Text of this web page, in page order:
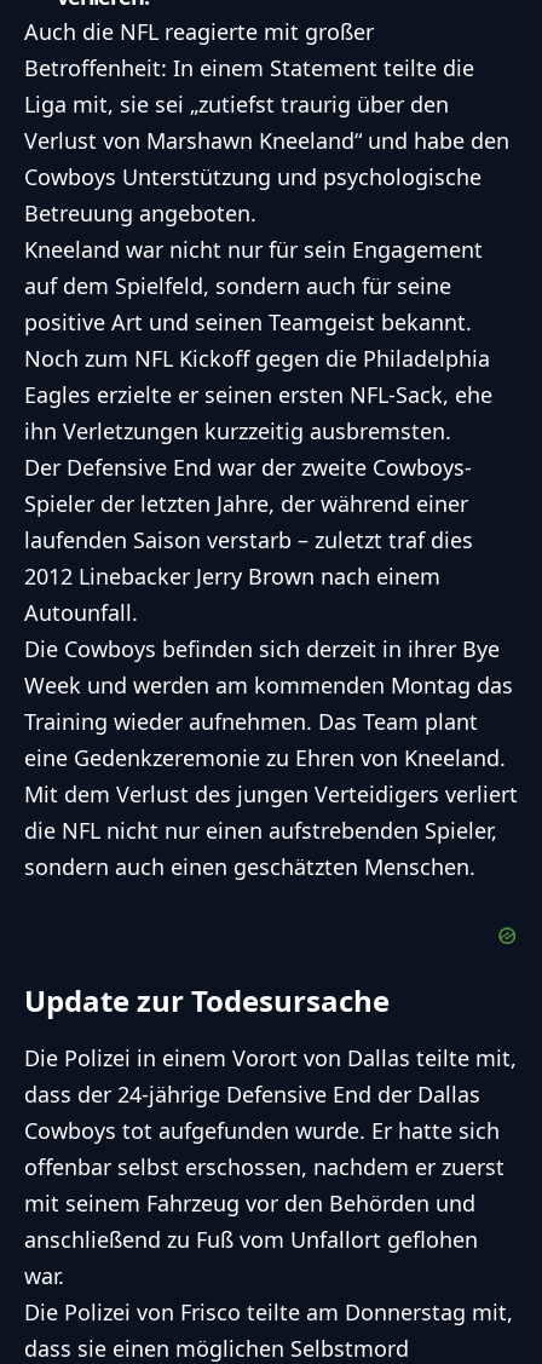
Auch die NFL reagierte mit großer
Betroffenheit: In einem Statement teilte die
Liga mit, sie sei „zutiefst traurig über den
Verlust von Marshawn Kneeland“ und habe den
Cowboys Unterstützung und psychologische
Betreuung angeboten.
Kneeland war nicht nur für sein Engagement
auf dem Spielfeld, sondern auch für seine
positive Art und seinen Teamgeist bekannt.
Noch zum NFL Kickoff gegen die Philadelphia
Eagles erzielte er seinen ersten NFL-Sack, ehe
ihn Verletzungen kurzzeitig ausbremsten.
Der Defensive End war der zweite Cowboys-
Spieler der letzten Jahre, der während einer
laufenden Saison verstarb – zuletzt traf dies
2012 Linebacker Jerry Brown nach einem
Autounfall.
Die Cowboys befinden sich derzeit in ihrer Bye
Week und werden am kommenden Montag das
Training wieder aufnehmen. Das Team plant
eine Gedenkzeremonie zu Ehren von Kneeland.
Mit dem Verlust des jungen Verteidigers verliert
die NFL nicht nur einen aufstrebenden Spieler,
sondern auch einen geschätzten Menschen.
Update zur Todesursache
Die Polizei in einem Vorort von Dallas teilte mit,
dass der 24-jährige Defensive End der Dallas
Cowboys tot aufgefunden wurde. Er hatte sich
offenbar selbst erschossen, nachdem er zuerst
mit seinem Fahrzeug vor den Behörden und
anschließend zu Fuß vom Unfallort geflohen
war.
Die Polizei von Frisco teilte am Donnerstag mit,
dass sie einen möglichen Selbstmord